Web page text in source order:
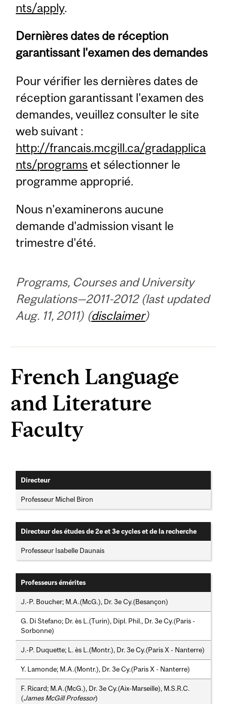
nts/apply.
Dernières dates de réception
garantissant l'examen des demandes
Pour vérifier les dernières dates de
réception garantissant l'examen des
demandes, veuillez consulter le site
web suivant :
http://francais.mcgill.ca/gradapplica
nts/programs et sélectionner le
programme approprié.
Nous n'examinerons aucune
demande d'admission visant le
trimestre d'été.
Programs, Courses and University
Regulations—2011-2012 (last updated
Aug. 11, 2011) (disclaimer)
French Language
and Literature
Faculty
Directeur
Professeur Michel Biron
Directeur des études de 2e et 3e cycles et de la recherche
Professeur Isabelle Daunais
Professeurs émérites
J.-P. Boucher; M.A.(McG.), Dr. 3e Cy.(Besançon)
G. Di Stefano; Dr. ès L.(Turin), Dipl. Phil., Dr. 3e Cy.(Paris -
Sorbonne)
J.-P. Duquette; L. ès L.(Montr.), Dr. 3e Cy.(Paris X - Nanterre)
Y. Lamonde; M.A.(Montr.), Dr. 3e Cy.(Paris X - Nanterre)
F. Ricard; M.A.(McG.), Dr. 3e Cy.(Aix-Marseille), M.S.R.C.
(James McGill Professor)